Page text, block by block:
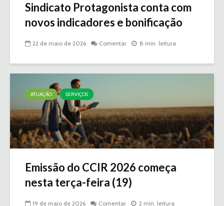
Sindicato Protagonista conta com
novos indicadores e bonificação
22 de maio de 2026 Comentar 8 min. leitura
ATUAÇÃO SERVIÇOS
Emissão do CCIR 2026 começa
nesta terça-feira (19)
19 de maio de 2026 Comentar 2 min. leitura